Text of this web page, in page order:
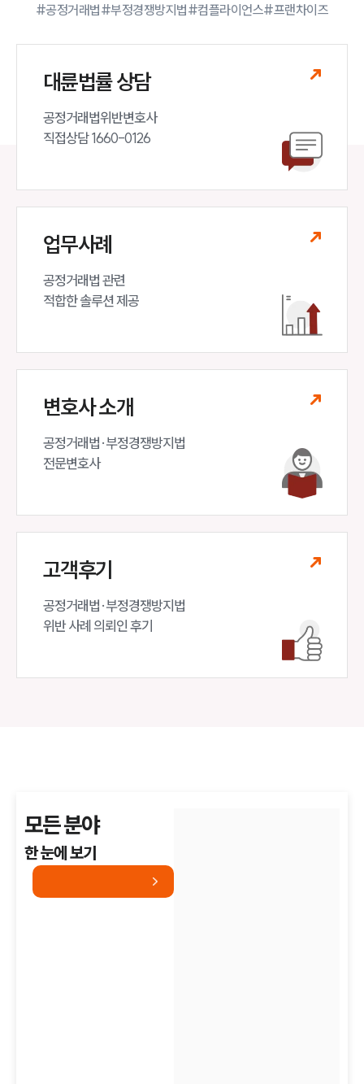
#공정거래법#부정경쟁방지법#컴플라이언스#프랜차이즈
대륜법률 상담
공정거래법위반변호사
직접상담 1660-0126
업무사례
공정거래법 관련
적합한 솔루션 제공
변호사 소개
공정거래법·부정경쟁방지법
전문변호사
고객후기
공정거래법·부정경쟁방지법
위반 사례 의뢰인 후기
모든 분야
한 눈에 보기